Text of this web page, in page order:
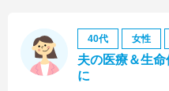
40代 女性
夫の医療＆生
に